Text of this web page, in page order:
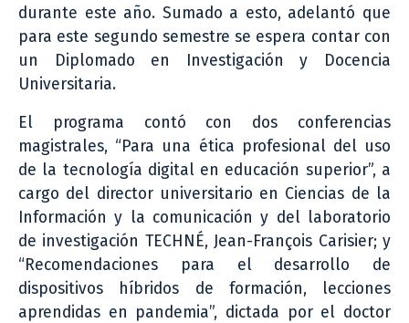
durante este año. Sumado a esto, adelantó que
para este segundo semestre se espera contar con
un Diplomado en Investigación y Docencia
Universitaria.
El programa contó con dos conferencias
magistrales, “Para una ética profesional del uso
de la tecnología digital en educación superior”, a
cargo del director universitario en Ciencias de la
Información y la comunicación y del laboratorio
de investigación TECHNÉ, Jean-François Carisier; y
“Recomendaciones para el desarrollo de
dispositivos híbridos de formación, lecciones
aprendidas en pandemia”, dictada por el doctor